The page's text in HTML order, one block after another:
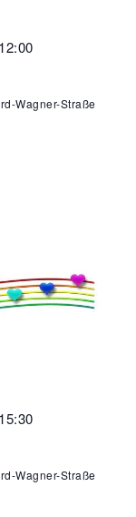
12:00
Wagner-Straße
15:30
Wagner-Straße